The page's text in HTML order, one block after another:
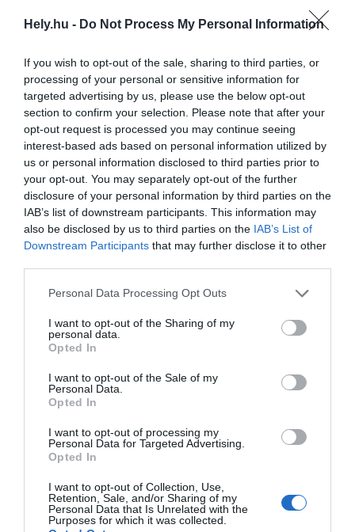
Hely.hu - Do Not Process My Personal Information
If you wish to opt-out of the sale, sharing to third parties, or
processing of your personal or sensitive information for
targeted advertising by us, please use the below opt-out
section to confirm your selection. Please note that after your
opt-out request is processed you may continue seeing
interest-based ads based on personal information utilized by
us or personal information disclosed to third parties prior to
your opt-out. You may separately opt-out of the further
disclosure of your personal information by third parties on the
IAB’s list of downstream participants. This information may
also be disclosed by us to third parties on the IAB’s List of
Downstream Participants that may further disclose it to other
Personal Data Processing Opt Outs
I want to opt-out of the Sharing of my
personal data.
Opted In
I want to opt-out of the Sale of my
Personal Data.
Opted In
I want to opt-out of processing my
Personal Data for Targeted Advertising.
Opted In
I want to opt-out of Collection, Use,
Retention, Sale, and/or Sharing of my
Personal Data that Is Unrelated with the
Purposes for which it was collected.
AZ ÚJ HÁLÓZAT KIALAKÍTÁSAKOR
KIEMELT SZEMPONT VOLT AZ
AGGLOMERÁCIÓ JOBB KISZOLGÁLÁSA.
Ennek részeként több település közvetlen
éjszakai kapcsolatot kap Budapest
belvárosával. Pécel a 969-es, Gödöllő a 992-
es járattal válik elérhetővé, míg Budaörs,
Budakeszi, Zsámbék és a térség további
települései a 922-es, 922B és 988-as járatok
révén kapcsolódnak be az éjszakai hálózatba.
MIKÖZBEN TÖBB AGGLOMERÁCIÓS
ÉRD TOVÁBBRA SEM KAP KÖZVETLEN
ÉJSZAKAI KÖZÖSSÉGI KÖZLEKEDÉSI
KAPCSOLATOT BUDAPESTTEL.
A város lakói és helyi közéleti szereplői
régóta sürgetik egy ilyen szolgáltatás
bevezetését, ezért sokan csalódásként élik
Érd kimaradt. Többen arra hívják fel a
figyelmet, hogy az ország egyik legnagyobb